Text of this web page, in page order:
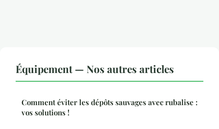
Équipement — Nos autres articles
Comment éviter les dépôts sauvages avec rubalise :
vos solutions !